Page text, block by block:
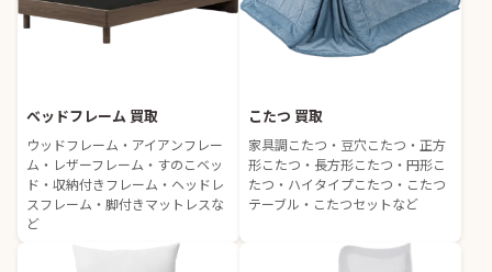
ベッドフレーム 買取
ウッドフレーム・アイアンフレー
ム・レザーフレーム・すのこベッ
ド・収納付きフレーム・ヘッドレ
スフレーム・脚付きマットレスな
ど
こたつ 買取
家具調こたつ・豆穴こたつ・正方
形こたつ・長方形こたつ・円形こ
たつ・ハイタイプこたつ・こたつ
テーブル・こたつセットなど